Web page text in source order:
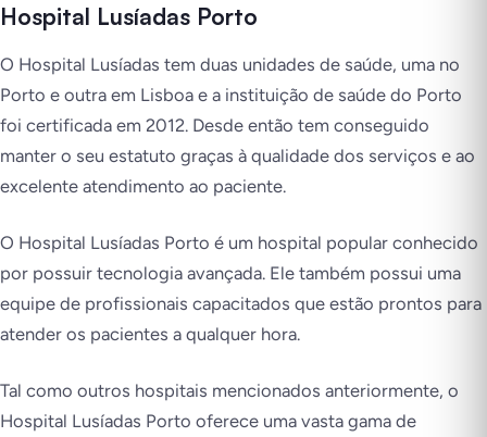
Hospital Lusíadas Porto
O Hospital Lusíadas tem duas unidades de saúde, uma no
Porto e outra em Lisboa e a instituição de saúde do Porto
foi certificada em 2012. Desde então tem conseguido
manter o seu estatuto graças à qualidade dos serviços e ao
excelente atendimento ao paciente.
O Hospital Lusíadas Porto é um hospital popular conhecido
por possuir tecnologia avançada. Ele também possui uma
equipe de profissionais capacitados que estão prontos para
atender os pacientes a qualquer hora.
Tal como outros hospitais mencionados anteriormente, o
Hospital Lusíadas Porto oferece uma vasta gama de